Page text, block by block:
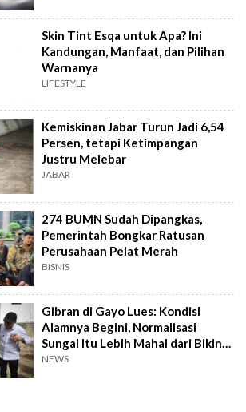
Skin Tint Esqa untuk Apa? Ini
Kandungan, Manfaat, dan Pilihan
Warnanya
LIFESTYLE
Kemiskinan Jabar Turun Jadi 6,54
Persen, tetapi Ketimpangan
Justru Melebar
JABAR
274 BUMN Sudah Dipangkas,
Pemerintah Bongkar Ratusan
Perusahaan Pelat Merah
BISNIS
Gibran di Gayo Lues: Kondisi
Alamnya Begini, Normalisasi
Sungai Itu Lebih Mahal dari Bikin
Jembatan
NEWS